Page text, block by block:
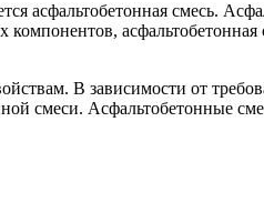
асфальтобетонная смесь.
В зависимости от
смеси. Асфальтобетонные